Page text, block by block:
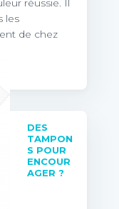
les
de chez
DES
TAMPON
S POUR
ENCOUR
AGER ?